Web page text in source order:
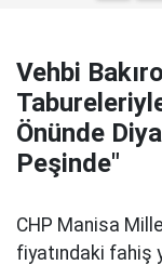
Vehbi
Önünde
Peşinde"
CHP Manisa
fiyatındaki fahiş